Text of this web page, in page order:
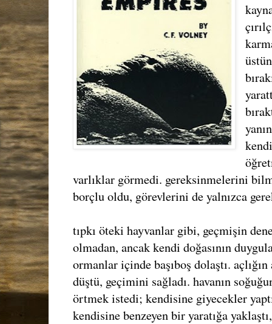
varlıklar görmedi. gereksinmelerini
borçlu oldu, görevlerini de yalnızca
tıpkı öteki hayvanlar gibi, geçmişin
olmadan, ancak kendi doğasının
ormanlar içinde başıboş dolaştı.
düştü, geçimini sağladı. havanın
örtmek istedi; kendisine giyecekler
kendisine benzeyen bir yaratığa